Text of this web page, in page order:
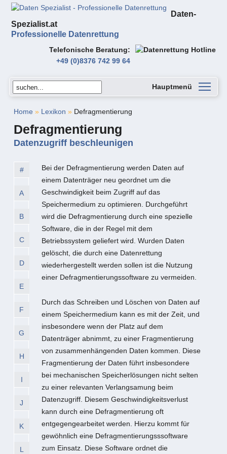
Daten-
Spezialist.at
Professionelle Datenrettung
Telefonische Beratung
+49 (0)8376 742 99 64
Hauptmenü
Home » Lexikon »Defragmentierung
Defragmentierung
Datenzugriff beschleunigen
#
A
B
C
D
E
F
G
H
I
J
K
L
Bei der Defragmentierung werden Daten auf
einem Datenträger neu geordnet um die
Geschwindigkeit beim Zugriff auf das
Speichermedium zu optimieren. Durchgeführt
wird die Defragmentierung durch eine spezielle
Software, die in der Regel mit dem
Betriebssystem geliefert wird. Wurden Daten
gelöscht, die durch eine Datenrettung
wiederhergestellt werden sollen ist die Nutzung
einer Defragmentierungssoftware zu vermeiden.
Durch das Schreiben und Löschen von Daten auf
einem Speichermedium kann es mit der Zeit, und
insbesondere wenn der Platz auf dem
Datenträger abnimmt, zu einer Fragmentierung
von zusammenhängenden Daten kommen. Diese
Fragmentierung der Daten führt insbesondere
bei mechanischen Speicherlösungen nicht selten
zu einer relevanten Verlangsamung beim
Datenzugriff. Diesem Geschwindigkeitsverlust
kann durch eine Defragmentierung oft
entgegengearbeitet werden. Hierzu kommt für
gewöhnlich eine Defragmentierungsssoftware
zum Einsatz. Diese Software ordnet die